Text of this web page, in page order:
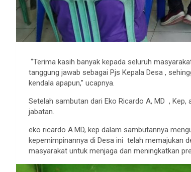
“Terima kasih banyak kepada seluruh
tanggung jawab sebagai Pjs Kepala Desa ,
kendala apapun,” ucapnya.
Setelah sambutan dari Eko Ricardo A, MD ,
jabatan.
eko ricardo A.MD, kep dalam sambutannya
kepemimpinannya di Desa ini telah memajukan
masyarakat untuk menjaga dan meningkatkan